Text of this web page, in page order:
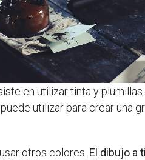
en utilizar tinta y
utilizar para crear una
otros colores. El dibujo a